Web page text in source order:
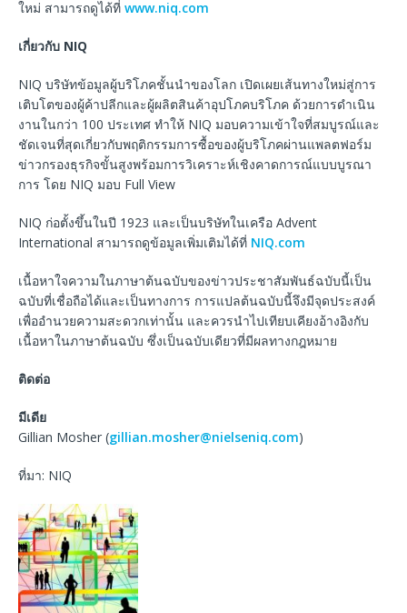
ใหม่ สามารถดูได้ที่ www.niq.com
เกี่ยวกับ NIQ
NIQ บริษัทข้อมูลผู้บริโภคชั้นนำของโลก เปิดเผยเส้นทางใหม่สู่การ
เติบโตของผู้ค้าปลีกและผู้ผลิตสินค้าอุปโภคบริโภค ด้วยการดำเนิน
งานในกว่า 100 ประเทศ ทำให้ NIQ มอบความเข้าใจที่สมบูรณ์และ
ชัดเจนที่สุดเกี่ยวกับพฤติกรรมการซื้อของผู้บริโภคผ่านแพลตฟอร์ม
ข่าวกรองธุรกิจขั้นสูงพร้อมการวิเคราะห์เชิงคาดการณ์แบบบูรณา
การ โดย NIQ มอบ Full View
NIQ ก่อตั้งขึ้นในปี 1923 และเป็นบริษัทในเครือ Advent
International สามารถดูข้อมูลเพิ่มเติมได้ที่ NIQ.com
เนื้อหาใจความในภาษาต้นฉบับของข่าวประชาสัมพันธ์ฉบับนี้เป็น
ฉบับที่เชื่อถือได้และเป็นทางการ การแปลต้นฉบับนี้จึงมีจุดประสงค์
เพื่ออำนวยความสะดวกเท่านั้น และควรนำไปเทียบเคียงอ้างอิงกับ
เนื้อหาในภาษาต้นฉบับ ซึ่งเป็นฉบับเดียวที่มีผลทางกฎหมาย
ติดต่อ
มีเดีย
Gillian Mosher (gillian.mosher@nielseniq.com)
ที่มา: NIQ